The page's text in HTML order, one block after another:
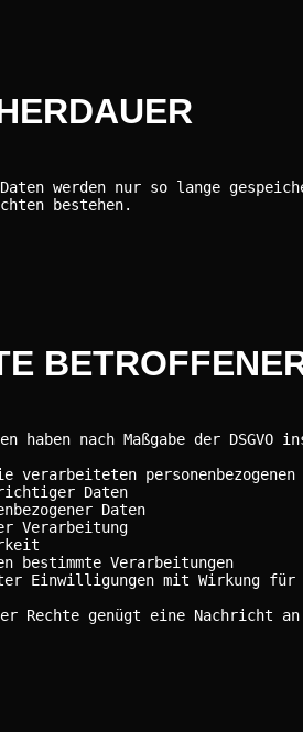
Daten werden nur so lange
bestehen.
haben nach Maßgabe der DSGVO
verarbeiteten personenbezogenen
Daten
Daten
Verarbeitung
bestimmte Verarbeitungen
Einwilligungen mit Wirkung für
Rechte genügt eine Nachricht